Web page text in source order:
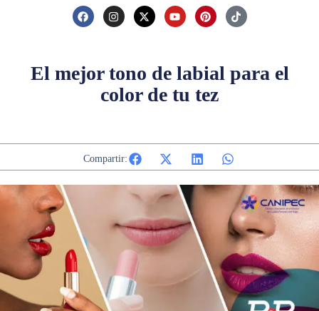
El mejor tono de labial para el
color de tu tez
Compartir: